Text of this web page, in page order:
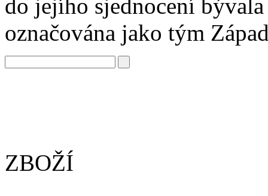
do jejího sjednocení bývala
označována jako tým
ZBOŽÍ